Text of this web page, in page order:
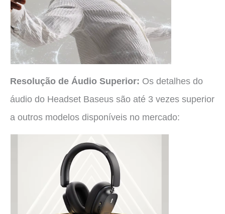
Resolução de Áudio Superior: Os detalhes do
áudio do Headset Baseus são até 3 vezes superior
a outros modelos disponíveis no mercado: